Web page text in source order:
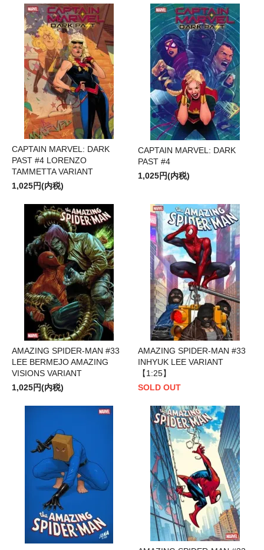
CAPTAIN MARVEL: DARK
PAST #4 LORENZO
TAMMETTA VARIANT
1,025円(内税)
CAPTAIN MARVEL: DARK
PAST #4
1,025円(内税)
AMAZING SPIDER-MAN #33
LEE BERMEJO AMAZING
VISIONS VARIANT
1,025円(内税)
AMAZING SPIDER-MAN #33
INHYUK LEE VARIANT
【1:25】
SOLD OUT